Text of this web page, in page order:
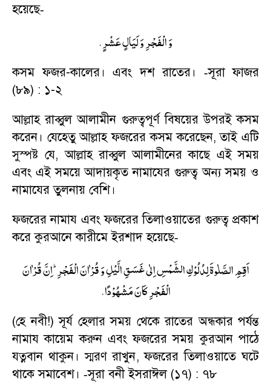
হয়েছে-
وَ الْفَجْرِ وَ لَیَالٍ عَشْرٍ.
কসম ফজর-কালের। এবং দশ রাতের। -সূরা ফাজর
(৮৯) : ১-২
আল্লাহ রাব্বুল আলামীন গুরুত্বপূর্ণ বিষয়ের উপরই কসম
করেন। যেহেতু আল্লাহ ফজরের কসম করেছেন,তাই এটি
সুস্পষ্ট যে,আল্লাহ রাব্বুল আলামীনের কাছে এই সময়
এবং এই সময়ে আদায়কৃত নামাযের গুরুত্ব অন্য সময় ও
নামাযের তুলনায় বেশি।
ফজরের নামায এবং ফজরের তিলাওয়াতের গুরুত্ব প্রকাশ
করে কুরআনে কারীমে ইরশাদ হয়েছে-
اَقِمِ الصَّلٰوةَ لِدُلُوْكِ الشَّمْسِ اِلٰی غَسَقِ الَّیْلِ وَ قُرْاٰنَ الْفَجْرِ ؕ اِنَّ قُرْاٰنَ
الْفَجْرِ كَانَ مَشْهُوْدًا.
(হে নবী!) সূর্য হেলার সময় থেকে রাতের অন্ধকার পর্যন্ত
নামায কায়েম করুন এবং ফজরের সময় কুরআন পাঠে
যত্নবান থাকুন। স্মরণ রাখুন,ফজরের তিলাওয়াতে ঘটে
থাকে সমাবেশ। -সূরা বনী ইসরাঈল (১৭) : ৭৮